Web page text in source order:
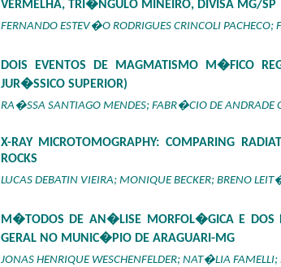
VERMELHA, TRI�NGULO MINEIRO, DIVISA MG/SP
FERNANDO ESTEV�O RODRIGUES CRINCOLI
DOIS EVENTOS DE MAGMATISMO M�FICO
JUR�SSICO SUPERIOR)
RA�SSA SANTIAGO MENDES; FABR�CIO DE ANDRADE
X-RAY MICROTOMOGRAPHY: COMPARING
ROCKS
LUCAS DEBATIN VIEIRA; MONIQUE BECKER; BRENO
M�TODOS DE AN�LISE MORFOL�GICA E
GERAL NO MUNIC�PIO DE ARAGUARI-MG
JONAS HENRIQUE WESCHENFELDER; NAT�LIA